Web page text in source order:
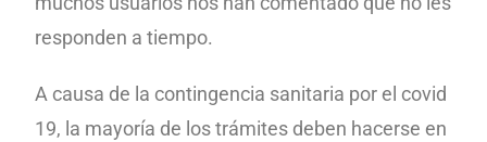
responden a tiempo.
A causa de la contingencia sanitaria por el covid
19, la mayoría de los trámites deben hacerse en